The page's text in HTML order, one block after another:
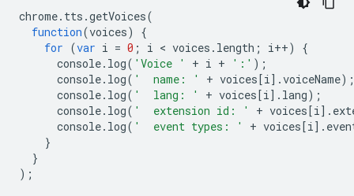
chrome. tts .getVoices(
function(voices)
{
for (var i = 0 ; i < voices . length ; i++)
{
console. log( 'Voice ' + i + ':' );
console. log( '  name: ' + voices[i].voiceName);
console. log( '  lang: ' + voices[i]. lang);
console. log( '  extension id: ' + voices[i].
console. log( '  event types: ' + voices[i].
}
}
);